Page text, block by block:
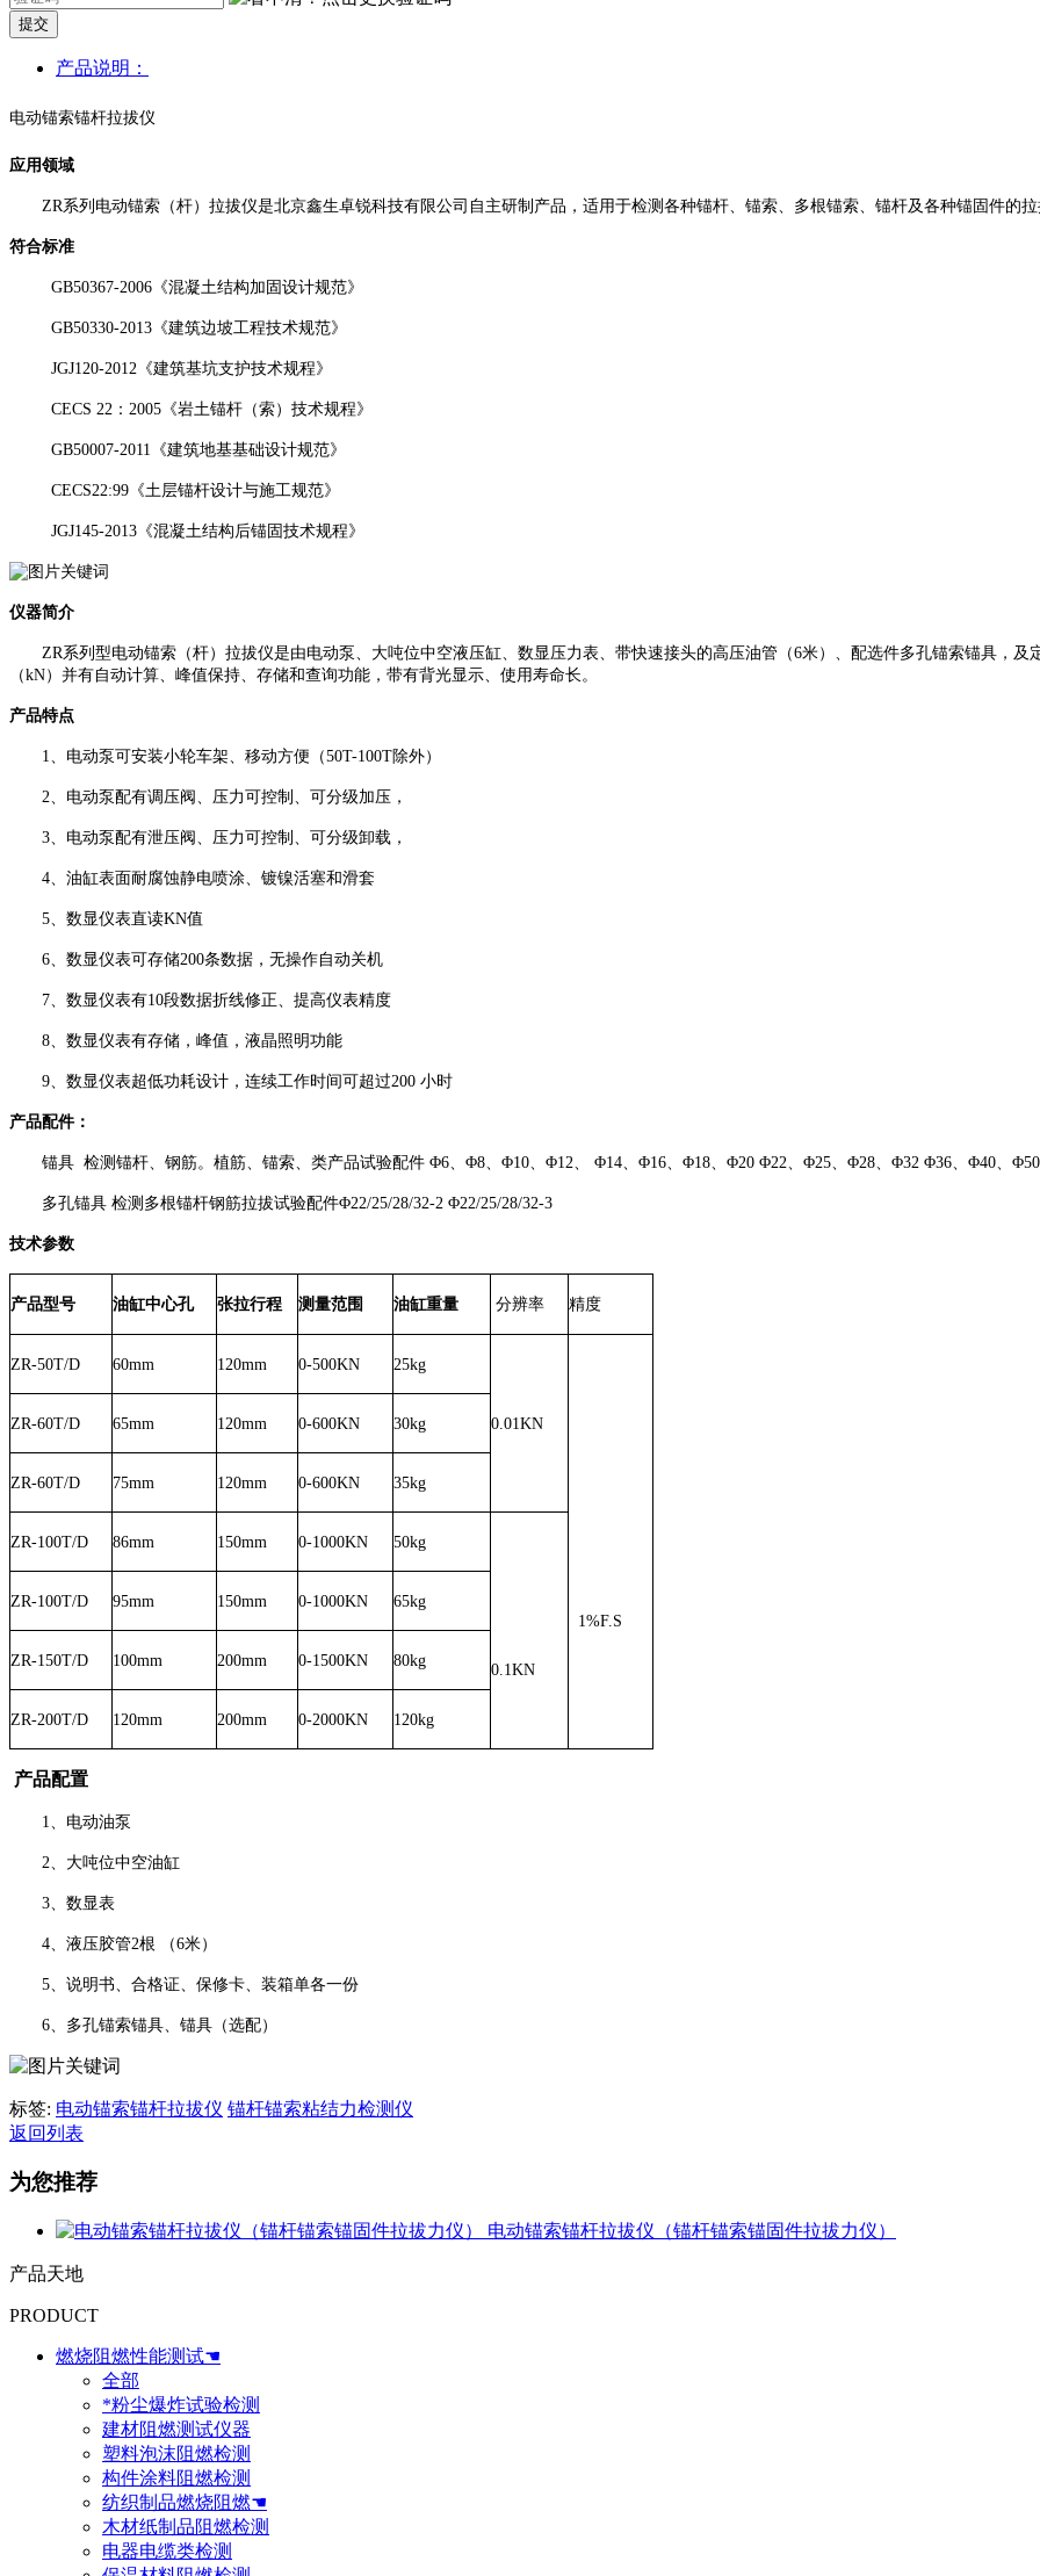
提交
产品说明：
电动锚索锚杆拉拔仪
应用领域
ZR系列电动锚索（杆）拉拔仪是北京鑫生卓锐科技有限公司自主研制产品，适用于检测各种锚杆、锚索、多根锚索、锚杆及各种锚固件的拉
符合标准
GB50367-2006《混凝土结构加固设计规范》
GB50330-2013《建筑边坡工程技术规范》
JGJ120-2012《建筑基坑支护技术规程》
CECS 22：2005《岩土锚杆（索）技术规程》
GB50007-2011《建筑地基基础设计规范》
CECS22:99《土层锚杆设计与施工规范》
JGJ145-2013《混凝土结构后锚固技术规程》
仪器简介
ZR系列型电动锚索（杆）拉拔仪是由电动泵、大吨位中空液压缸、数显压力表、带快速接头的高压油管（6米）、配选件多孔锚索锚具，及
（kN）并有自动计算、峰值保持、存储和查询功能，带有背光显示、使用寿命长。
产品特点
1、电动泵可安装小轮车架、移动方便（50T-100T除外）
2、电动泵配有调压阀、压力可控制、可分级加压，
3、电动泵配有泄压阀、压力可控制、可分级卸载，
4、油缸表面耐腐蚀静电喷涂、镀镍活塞和滑套
5、数显仪表直读KN值
6、数显仪表可存储200条数据，无操作自动关机
7、数显仪表有10段数据折线修正、提高仪表精度
8、数显仪表有存储，峰值，液晶照明功能
9、数显仪表超低功耗设计，连续工作时间可超过200 小时
产品配件：
锚具 检测锚杆、钢筋。植筋、锚索、类产品试验配件 Φ6、Φ8、Φ10、Φ12、 Φ14、Φ16、Φ18、Φ20 Φ22、Φ25、Φ28、Φ32 Φ36、Φ40、Φ50
多孔锚具 检测多根锚杆钢筋拉拔试验配件Φ22/25/28/32-2 Φ22/25/28/32-3
技术参数
产品型号 油缸中心孔 张拉行程 测量范围 油缸重量 分辨率 精度
ZR-50T/D 60mm 120mm 0-500KN 25kg
0.01KN
1%F.S
ZR-60T/D 65mm 120mm 0-600KN 30kg
ZR-60T/D 75mm 120mm 0-600KN 35kg
ZR-100T/D 86mm 150mm 0-1000KN 50kg
0.1KN
ZR-100T/D 95mm 150mm 0-1000KN 65kg
ZR-150T/D 100mm 200mm 0-1500KN 80kg
ZR-200T/D 120mm 200mm 0-2000KN 120kg
产品配置
1、电动油泵
2、大吨位中空油缸
3、数显表
4、液压胶管2根 （6米）
5、说明书、合格证、保修卡、装箱单各一份
6、多孔锚索锚具、锚具（选配）
标签: 电动锚索锚杆拉拔仪 锚杆锚索粘结力检测仪
返回列表
为您推荐
电动锚索锚杆拉拔仪（锚杆锚索锚固件拉拔力仪）
产品天地
PRODUCT
燃烧阻燃性能测试☚
全部
*粉尘爆炸试验检测
建材阻燃测试仪器
塑料泡沫阻燃检测
构件涂料阻燃检测
纺织制品燃烧阻燃☚
木材纸制品阻燃检测
电器电缆类检测